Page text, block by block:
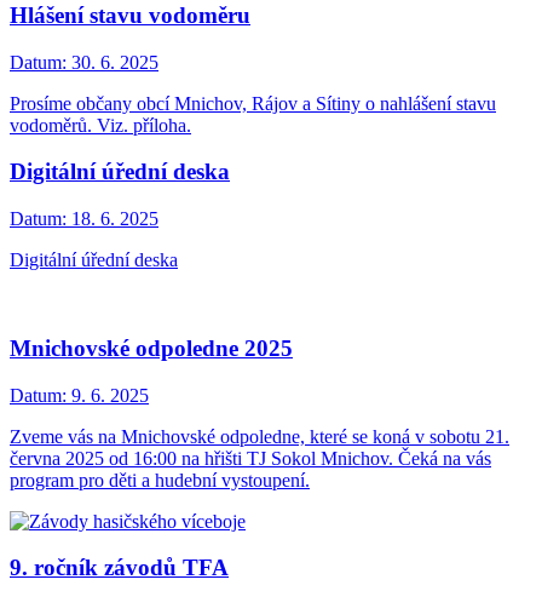
Hlášení stavu vodoměru
Datum: 30. 6. 2025
Prosíme občany obcí Mnichov, Rájov a Sítiny o nahlášení stavu
vodoměrů. Viz. příloha.
Digitální úřední deska
Datum: 18. 6. 2025
Digitální úřední deska
Mnichovské odpoledne 2025
Datum: 9. 6. 2025
Zveme vás na Mnichovské odpoledne, které se koná v sobotu 21.
června 2025 od 16:00 na hřišti TJ Sokol Mnichov. Čeká na vás
program pro děti a hudební vystoupení.
9. ročník závodů TFA